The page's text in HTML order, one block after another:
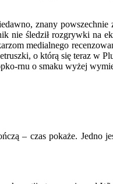
znany powszechnie
nie śledził rozgrywki na
medialnego
o którą się teraz w
rnu o smaku wyżej
– czas pokaże. Jedno